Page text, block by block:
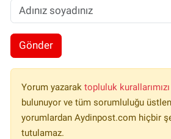
Gönder
Yorum yazarak topluluk kurallarımızı
bulunuyor ve tüm sorumluluğu
yorumlardan Aydinpost.com hiçbir
tutulamaz.